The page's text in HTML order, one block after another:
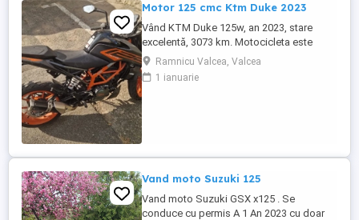
Motor 125 cmc Ktm Duke 2023
Vând KTM Duke 125w, an 2023, stare
excelentă, 3073 km. Motocicleta este
ideală pentru începători sau pentru oraș.
Fără daune, lovituri!
Ramnicu Valcea, Valcea
1 ianuarie
Vand moto Suzuki 125
Vand moto Suzuki GSX x125 . Se
conduce cu permis A 1 An 2023 cu doar